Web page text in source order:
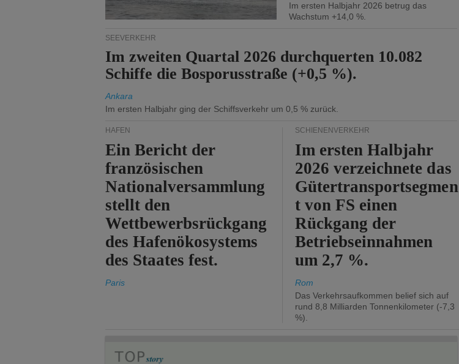
Im ersten Halbjahr 2026 betrug das
Wachstum +14,0 %.
SEEVERKEHR
Im zweiten Quartal 2026 durchquerten 10.082
Schiffe die Bosporusstraße (+0,5 %).
Ankara
Im ersten Halbjahr ging der Schiffsverkehr um 0,5 % zurück.
HÄFEN
Ein Bericht der
französischen
Nationalversammlung
stellt den
Wettbewerbsrückgang
des Hafenökosystems
des Staates fest.
Paris
SCHIENENVERKEHR
Im ersten Halbjahr
2026 verzeichnete das
Gütertransportsegmen
t von FS einen
Rückgang der
Betriebseinnahmen
um 2,7 %.
Rom
Das Verkehrsaufkommen belief sich auf
rund 8,8 Milliarden Tonnenkilometer (-7,3
%).